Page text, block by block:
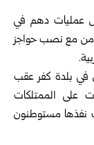
عمليات دهم في
مع نصب حواجز
في بلدة كفر عقب
على الممتلكات
مستوطنون